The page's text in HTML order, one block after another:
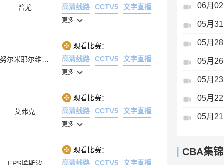
普尤
高清线路
CCTV5 文字直播
更多
观看比赛：
高清线路
CCTV5 文字直播
更多
艾弗克
观看比赛：
高清线路
CCTV5 文字直播
更多
EPS埃斯波
观看比赛：
高清线路
CCTV5 文字直播
CBA集锦